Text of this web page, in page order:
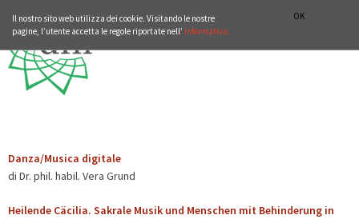
OK
Il nostro sito web utilizza dei cookie. Visitando le nostre
pagine, l’utente accetta le regole riportate nell’ informativa.
Danza/Musica digitale
di Dr. phil. habil. Vera Grund
Heilende Cäcilia. Sakrale Musik und Menschen mit Behinderung in